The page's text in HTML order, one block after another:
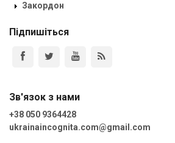
Закордон
Підпишіться
Зв'язок з нами
+38 050 9364428
ukrainaincognita.com@gmail.com